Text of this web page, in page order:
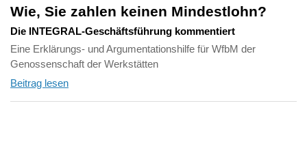
Wie, Sie zahlen keinen Mindestlohn?
Die INTEGRAL-Geschäftsführung kommentiert
Eine Erklärungs- und Argumentationshilfe für WfbM der
Genossenschaft der Werkstätten
Beitrag lesen